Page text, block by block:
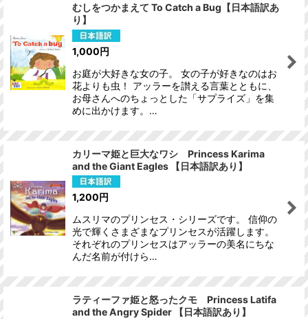
むしをつかまえて To Catch a Bug【日本語訳あ
り】
1,000円
お庭が大好きな女の子。 女の子が好きなのはお
花よりも虫！ アッラーを讃える言葉とともに、
お母さんへのちょっとした「サプライズ」を集
めに出かけます。…
カリーマ姫と巨大なワシ Princess Karima
and the Giant Eagles 【日本語訳あり】
1,200円
ムスリマのプリンセス・シリーズです。 信仰の
光で輝くさまざまなプリンセスが活躍します。
それぞれのプリンセスはアッラーの美名にちな
んだ名前が付けら…
ラティーファ姫と怒ったクモ Princess Latifa
and the Angry Spider 【日本語訳あり】